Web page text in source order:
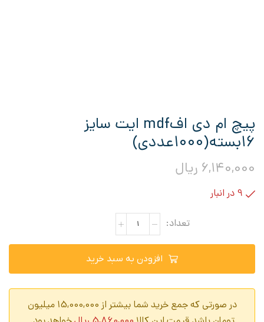
پیچ ام دی افmdf ایت سایز
16بسته(1000عددی)
6,140,000 ریال
9 در انبار
افزودن به سبد خرید
در صورتی که جمع خرید شما بیشتر از 15,000,000 میلیون